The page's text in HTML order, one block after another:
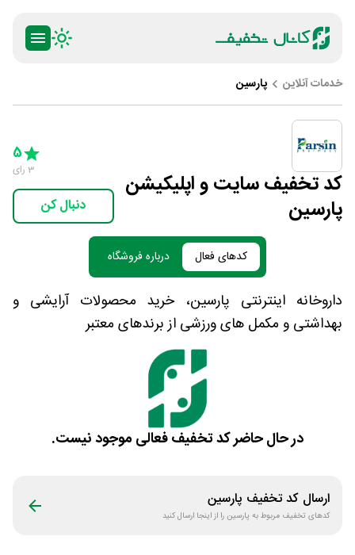
خدمات آنلاین پارسین
کد تخفیف سایت و اپلیکیشن
پارسین
5 Stars
5
3 رای
دنبال کن
کدهای فعال درباره فروشگاه
داروخانه اینترنتی پارسین، خرید محصولات آرایشی و
بهداشتی و مکمل های ورزشی از برندهای معتبر
در حال حاضر کد تخفیف فعالی موجود نیست.
ارسال کد تخفیف پارسین
کدهای تخفیف مربوط به پارسین را از اینجا ارسال کنید